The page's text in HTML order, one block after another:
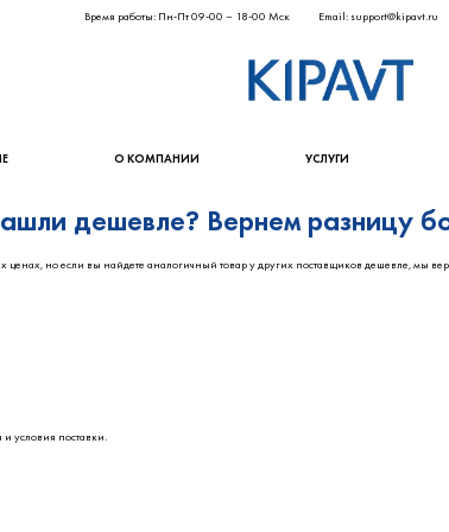
Время работы: Пн-Пт 09-00 – 18-00 Мск Email: support@kipavt.ru
О КОМПАНИИ УСЛУГИ
дешевле? Вернем разницу
ценах, но если вы найдете аналогичный товар у других поставщиков дешевле, мы
и условия поставки.